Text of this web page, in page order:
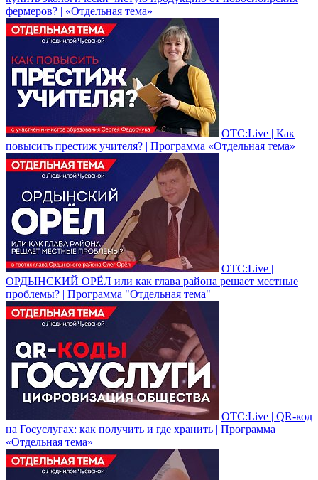
фермеров? | «Отдельная тема»
ОТС:Live | Как
повысить престиж учителя? | Программа «Отдельная тема»
ОТС:Live |
ОРДЫНСКИЙ ОРЁЛ или как глава района решает местные
проблемы? | Программа "Отдельная тема"
ОТС:Live | QR-код
на Госуслугах: как получить и где хранить | Программа
«Отдельная тема»